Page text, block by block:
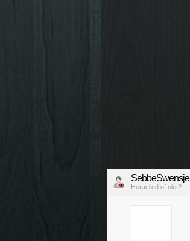
SebbeSwensje
Heraclied of niet?